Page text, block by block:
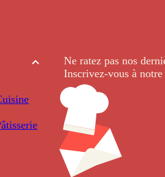
Ne ratez pas nos
Inscrivez-vous à